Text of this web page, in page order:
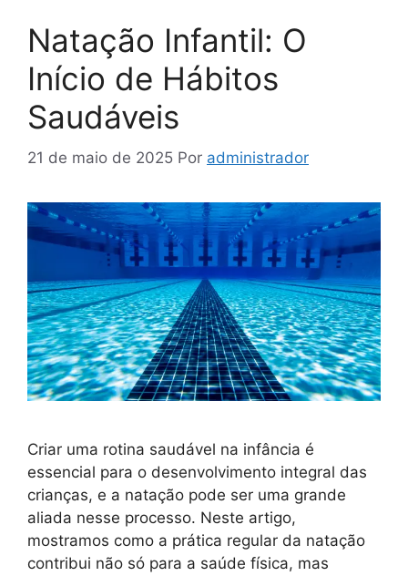
Natação Infantil: O
Início de Hábitos
Saudáveis
21 de maio de 2025 Por administrador
Criar uma rotina saudável na infância é
essencial para o desenvolvimento integral das
crianças, e a natação pode ser uma grande
aliada nesse processo. Neste artigo,
mostramos como a prática regular da natação
contribui não só para a saúde física, mas